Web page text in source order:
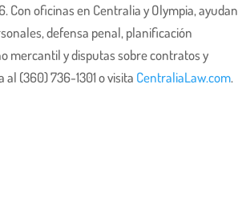
Con oficinas en Centralia y Olympia, ayudan
defensa penal, planificación
mercantil y disputas sobre contratos y
(360) 736-1301 o visita CentraliaLaw.com.